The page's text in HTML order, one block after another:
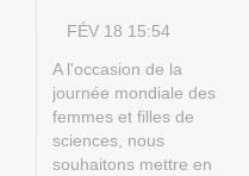
FÉV 18 15:54
A l'occasion de la
journée mondiale des
femmes et filles de
sciences, nous
souhaitons mettre en